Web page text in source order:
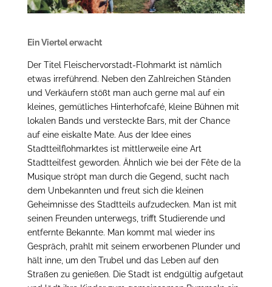
Ein Viertel erwacht
Der Titel Fleischervorstadt-Flohmarkt ist nämlich
etwas irreführend. Neben den Zahlreichen Ständen
und Verkäufern stößt man auch gerne mal auf ein
kleines, gemütliches Hinterhofcafé, kleine Bühnen mit
lokalen Bands und versteckte Bars, mit der Chance
auf eine eiskalte Mate. Aus der Idee eines
Stadtteilflohmarktes ist mittlerweile eine Art
Stadtteilfest geworden. Ähnlich wie bei der Fête de la
Musique ströpt man durch die Gegend, sucht nach
dem Unbekannten und freut sich die kleinen
Geheimnisse des Stadtteils aufzudecken. Man ist mit
seinen Freunden unterwegs, trifft Studierende und
entfernte Bekannte. Man kommt mal wieder ins
Gespräch, prahlt mit seinem erworbenen Plunder und
hält inne, um den Trubel und das Leben auf den
Straßen zu genießen. Die Stadt ist endgültig aufgetaut